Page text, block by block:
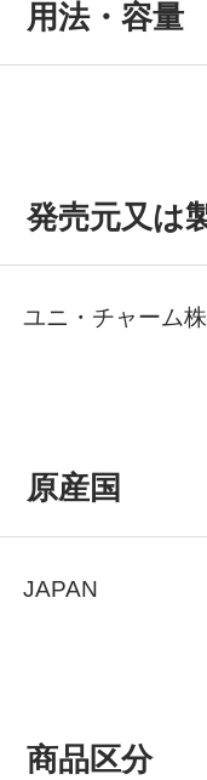
用法・容量
発売元又は
ユニ・チャーム
原産国
JAPAN
商品区分